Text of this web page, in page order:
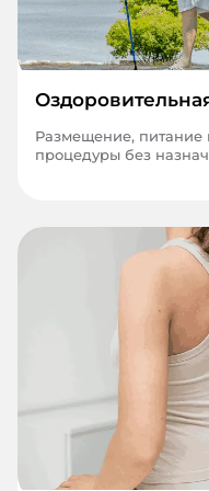
Размещение,
процедуры без